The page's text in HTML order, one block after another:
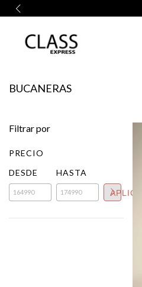
BUCANERAS
Filtrar por
PRECIO
DESDE
HASTA